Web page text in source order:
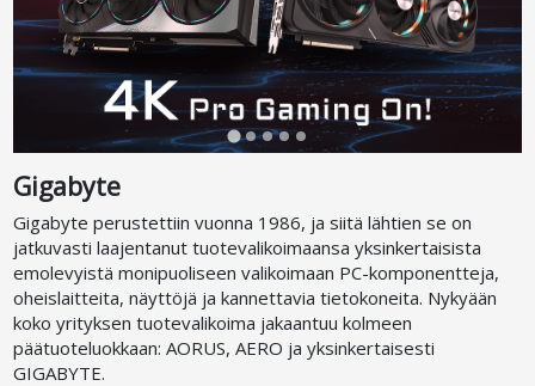
Gigabyte
Gigabyte perustettiin vuonna 1986, ja siitä lähtien se on
jatkuvasti laajentanut tuotevalikoimaansa yksinkertaisista
emolevyistä monipuoliseen valikoimaan PC-komponentteja,
oheislaitteita, näyttöjä ja kannettavia tietokoneita. Nykyään
koko yrityksen tuotevalikoima jakaantuu kolmeen
päätuoteluokkaan: AORUS, AERO ja yksinkertaisesti
GIGABYTE.